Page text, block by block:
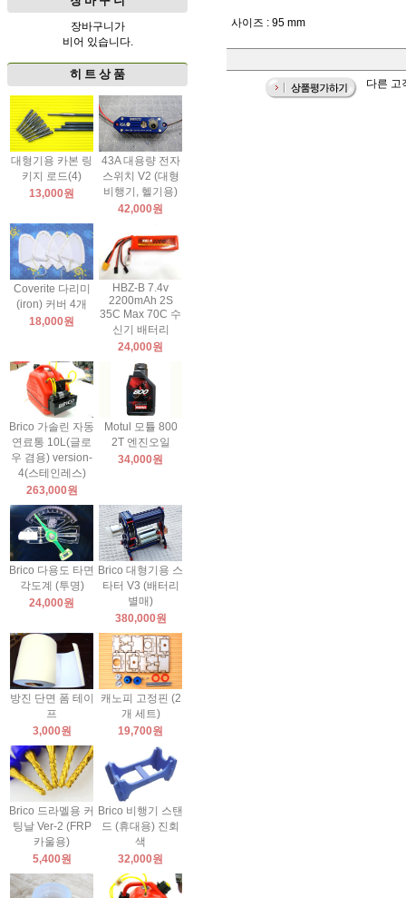
장바구니가
비어 있습니다.
히 트 상 품
대형기용 카본 링
키지 로드(4)
13,000원
43A 대용량 전자
스위치 V2 (대형
비행기, 헬기용)
42,000원
Coverite 다리미
(iron) 커버 4개
18,000원
HBZ-B 7.4v
2200mAh 2S
35C Max 70C 수
신기 배터리
24,000원
Brico 가솔린 자동
연료통 10L(글로
우 겸용) version-
4(스테인레스)
263,000원
Motul 모튤 800
2T 엔진오일
34,000원
Brico 다용도 타면
각도계 (투명)
24,000원
Brico 대형기용 스
타터 V3 (배터리
별매)
380,000원
방진 단면 폼 테이
프
3,000원
캐노피 고정핀 (2
개 세트)
19,700원
Brico 드라멜용 커
팅날 Ver-2 (FRP
카울용)
5,400원
Brico 비행기 스탠
드 (휴대용) 진회
색
32,000원
사이즈 : 95 mm
다른 고